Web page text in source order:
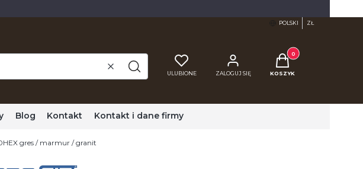
POLSKI ZŁ
WyczyśćSzukaj ULUBIONE ZALOGUJ SIĘ
Produkty w koszyku: 0.
KOSZYK
Blog Kontakt Kontakt i dane firmy
gres / marmur / granit